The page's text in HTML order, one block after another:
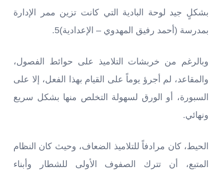
بشكلٍ جيد لوحة البادية التي كانت تزين ممر الإدارة
بمدرسة (أحمد رفيق المهدوي – الإعدادية)5.
وبالرغم من خربشات التلاميذ على حوائط الفصول،
والمقاعد، لم أجرؤ يوماً على القيام بهذا الفعل، إلا على
السبورة، أو الورق لسهولة التخلص منها بشكل سريع
ونهائي.
الحيط، كان مرادفاً للتلاميذ الضعاف، وحيث كان النظام
المتبع، أن تترك الصفوف الأولى للشطار وأبناء